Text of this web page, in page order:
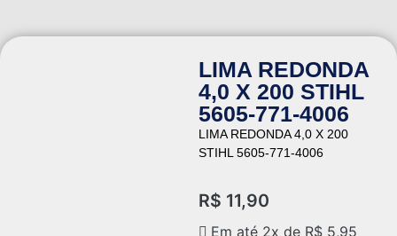
LIMA REDONDA
4,0 X 200 STIHL
5605-771-4006
LIMA REDONDA 4,0 X 200
STIHL 5605-771-4006
R$ 11,90
Em até 2x de R$ 5,95